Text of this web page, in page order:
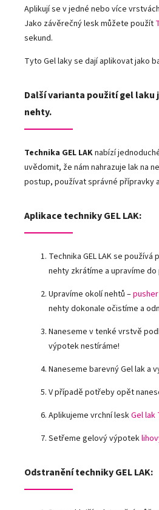
Aplikují se v jedné nebo více
Jako závěrečný lesk můžete použít
sekund.
Tyto Gel laky se dají aplikovat jako
Další varianta použití gel
nehty.
Technika GEL LAKnabízí
uvědomit, že nám nahrazuje lak na
postup, používat správné přípravky
Aplikace techniky GEL LAK:
Technika GEL LAK se
nehty zkrátíme a upravíme
Upravíme okolí nehtů –
nehty dokonale očistíme a
Naneseme v tenké vrstvě
výpotek nestíráme!
Naneseme barevný Gel lak a
V případě potřeby opět
Aplikujeme vrchní leskGel lak
Setřeme gelový výpotek
Odstranění techniky GEL LAK: